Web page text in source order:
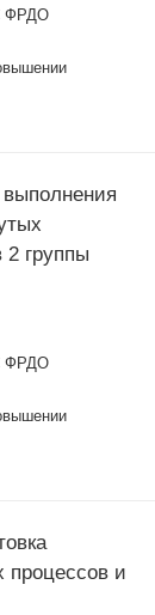
ФРДО
2 группы
ФРДО
процессов и